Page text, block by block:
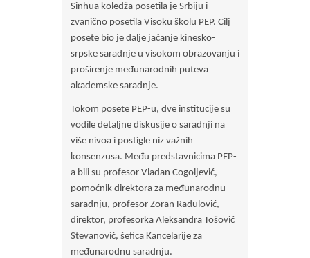
Sinhua koledža posetila je Srbiju i
zvanično posetila Visoku školu PEP. Cilj
posete bio je dalje jačanje kinesko-
srpske saradnje u visokom obrazovanju i
proširenje međunarodnih puteva
akademske saradnje.
Tokom posete PEP-u, dve institucije su
vodile detaljne diskusije o saradnji na
više nivoa i postigle niz važnih
konsenzusa. Među predstavnicima PEP-
a bili su profesor Vladan Cogoljević,
pomoćnik direktora za međunarodnu
saradnju, profesor Zoran Radulović,
direktor, profesorka Aleksandra Tošović
Stevanović, šefica Kancelarije za
međunarodnu saradnju.